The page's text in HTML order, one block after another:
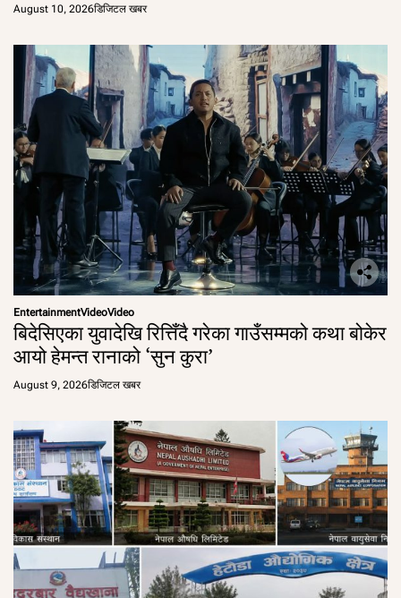
August 10, 2026डिजिटल खबर
EntertainmentVideoVideo
बिदेसिएका युवादेखि रित्तिँदै गरेका गाउँसम्मको कथा बोकेर
आयो हेमन्त रानाको ‘सुन कुरा’
August 9, 2026डिजिटल खबर